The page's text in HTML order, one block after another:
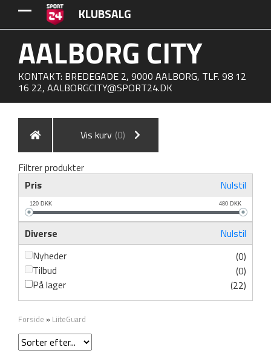
KLUBSALG
AALBORG CITY
KONTAKT: BREDEGADE 2, 9000 AALBORG, TLF. 98 12
16 22, AALBORGCITY@SPORT24.DK
Vis kurv (0)
Filtrer produkter
Pris
Nulstil
120 DKK 480 DKK
Diverse
Nulstil
Nyheder
(0)
Tilbud
(0)
På lager
(22)
Forside » LiiteGuard